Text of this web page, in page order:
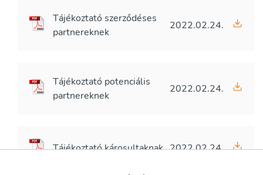
Tájékoztató szerződéses
partnereknek
2022.02.24.
Tájékoztató potenciális
partnereknek
2022.02.24.
Tájékoztató károsultaknak 2022.02.24.